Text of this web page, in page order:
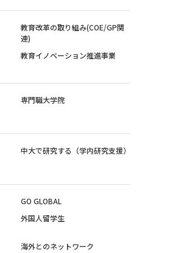
教育改革の取り組み(COE/GP関
連)
教育イノベーション推進事業
専門職大学院
中大で研究する（学内研究支援）
GO GLOBAL
外国人留学生
海外とのネットワーク